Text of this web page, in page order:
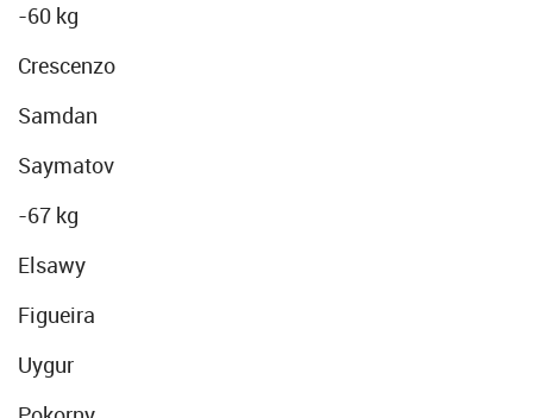
-60 kg
Crescenzo
Samdan
Saymatov
-67 kg
Elsawy
Figueira
Uygur